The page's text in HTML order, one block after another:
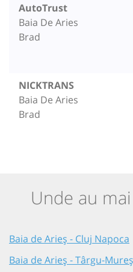
AutoTrust
Baia De Aries
Brad
NICKTRANS
Baia De Aries
Brad
Unde au
Baia de Arieș - Cluj Napoca
Baia de Arieș - Târgu-Mureș